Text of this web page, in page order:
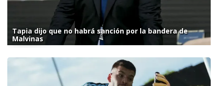
Tapia dijo que no habrá sanción por la bandera de
Malvinas